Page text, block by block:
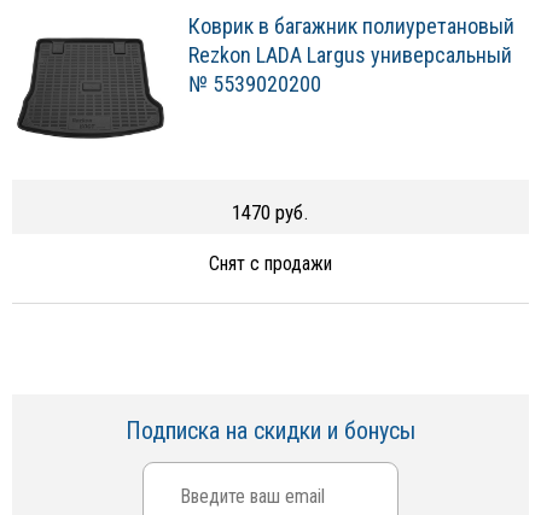
Коврик в багажник полиуретановый
Rezkon LADA Largus универсальный
№ 5539020200
1470 руб.
Снят с продажи
Подписка на скидки и бонусы